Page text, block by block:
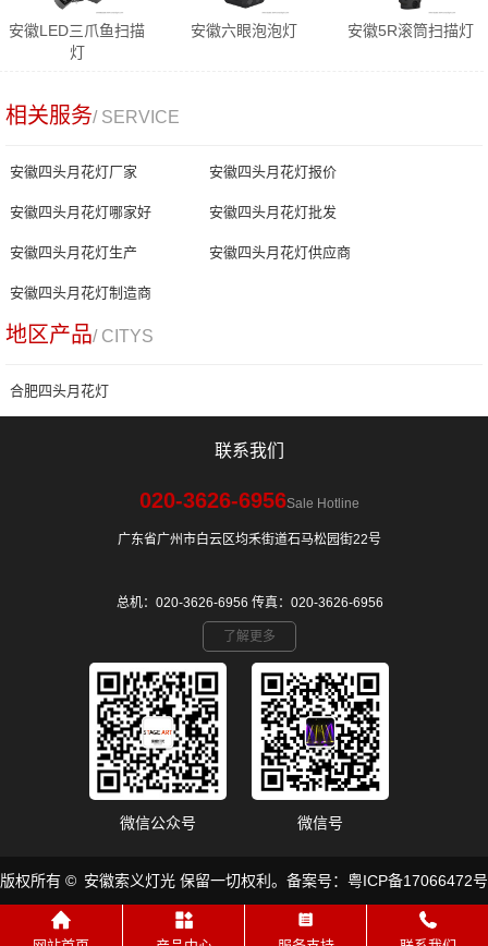
安徽LED三爪鱼扫描
灯
安徽六眼泡泡灯 安徽5R滚筒扫描灯
相关服务/ SERVICE
安徽四头月花灯厂家 安徽四头月花灯报价
安徽四头月花灯哪家好 安徽四头月花灯批发
安徽四头月花灯生产 安徽四头月花灯供应商
安徽四头月花灯制造商
地区产品/ CITYS
合肥四头月花灯
联系我们
020-3626-6956Sale Hotline
广东省广州市白云区均禾街道石马松园街22号
总机：020-3626-6956 传真：020-3626-6956
了解更多
微信公众号 微信号
​版权所有 © 安徽索义灯光 保留一切权利。备案号： 粤ICP备17066472号